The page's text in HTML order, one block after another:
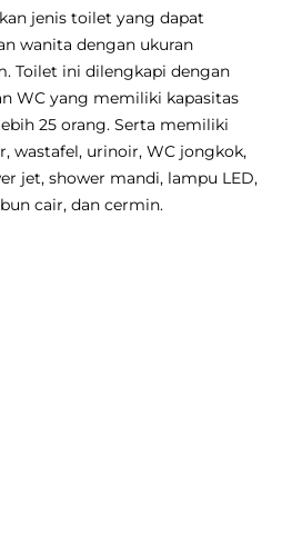
jenis toilet yang dapat
wanita dengan ukuran
Toilet ini dilengkapi dengan
WC yang memiliki kapasitas
25 orang. Serta memiliki
wastafel, urinoir, WC jongkok,
jet, shower mandi, lampu LED,
cair, dan cermin.